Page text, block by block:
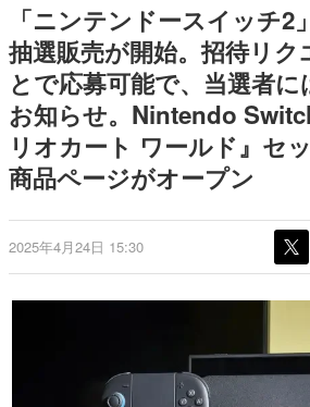
きます。
赫本
この物語を解いてはいけない。
の形をした短編ホラー小説集で
新世代に訊く
これからのデジタルゲーム市場
の姿を追い、彼らのルーツと情
ゲーム世代の作家たち
ゲームに多大な影響を受けた作
日本のコンテンツ産業やカル
画です。
日本のモバイルゲーム史におけ
ルを網羅するほか、開発者への
若ゲのいたり〜ゲームク
「ニンテンドースイッチ
抽選販売が開始。招待リク
とで応募可能で、当選者
お知らせ。Nintendo
リオカート ワールド』セ
商品ページがオープン
2025年4月24日 15:30